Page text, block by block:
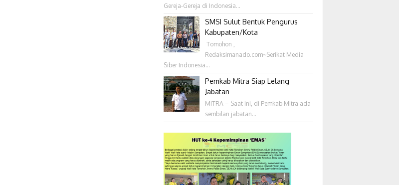
Gereja-Gereja di Indonesia...
SMSI Sulut Bentuk Pengurus
Kabupaten/Kota
‎ Tomohon ,
Redaksimanado.com~Serikat Media
Siber Indonesia...
Pemkab Mitra Siap Lelang
Jabatan
MITRA – Saat ini, di Pemkab Mitra ada
sembilan jabatan...